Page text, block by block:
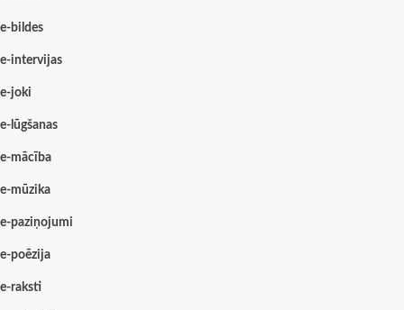
e-bildes
e-intervijas
e-joki
e-lūgšanas
e-mācība
e-mūzika
e-paziņojumi
e-poēzija
e-raksti